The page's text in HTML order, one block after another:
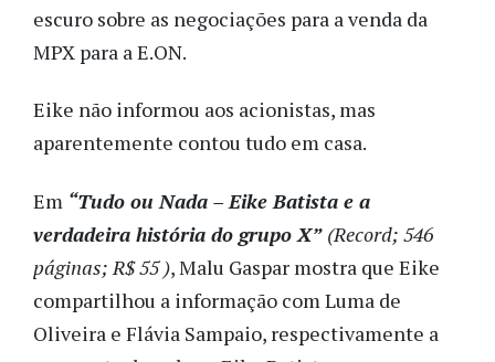
escuro sobre as negociações para a venda da
MPX para a E.ON.
Eike não informou aos acionistas, mas
aparentemente contou tudo em casa.
Em “Tudo ou Nada – Eike Batista e a
verdadeira história do grupo X” (Record; 546
páginas; R$ 55 ), Malu Gaspar mostra que Eike
compartilhou a informação com Luma de
Oliveira e Flávia Sampaio, respectivamente a